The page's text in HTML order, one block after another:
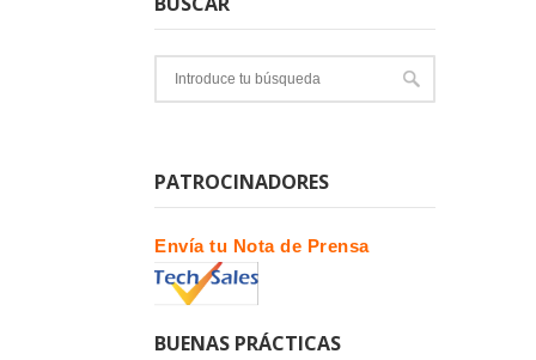
PATROCINADORES
Envía tu Nota de Prensa
BUENAS PRÁCTICAS